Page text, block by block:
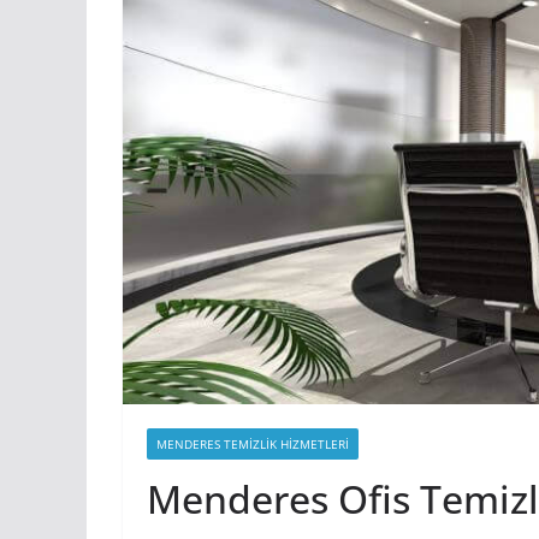
MENDERES TEMIZLIK HIZMETLERI
Menderes Ofis